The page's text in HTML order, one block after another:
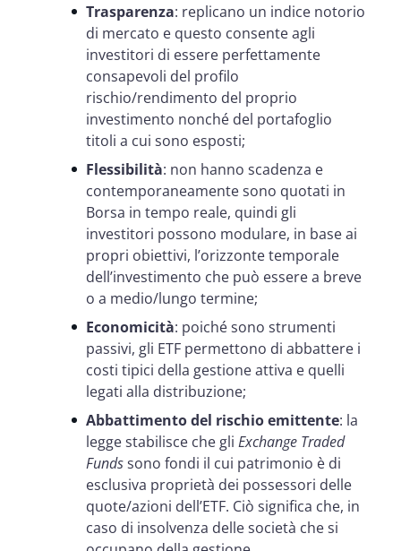
Trasparenza: replicano un indice notorio
di mercato e questo consente agli
investitori di essere perfettamente
consapevoli del profilo
rischio/rendimento del proprio
investimento nonché del portafoglio
titoli a cui sono esposti;
Flessibilità: non hanno scadenza e
contemporaneamente sono quotati in
Borsa in tempo reale, quindi gli
investitori possono modulare, in base ai
propri obiettivi, l’orizzonte temporale
dell’investimento che può essere a breve
o a medio/lungo termine;
Economicità: poiché sono strumenti
passivi, gli ETF permettono di abbattere i
costi tipici della gestione attiva e quelli
legati alla distribuzione;
Abbattimento del rischio emittente: la
legge stabilisce che gli Exchange Traded
Fundssono fondi il cui patrimonio è di
esclusiva proprietà dei possessori delle
quote/azioni dell’ETF. Ciò significa che, in
caso di insolvenza delle società che si